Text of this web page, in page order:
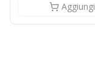
Aggiungi